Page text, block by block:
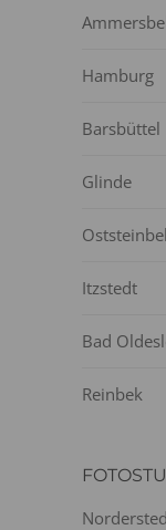
Hamburg
Barsbüttel
Glinde
Itzstedt
Bad
Reinbek